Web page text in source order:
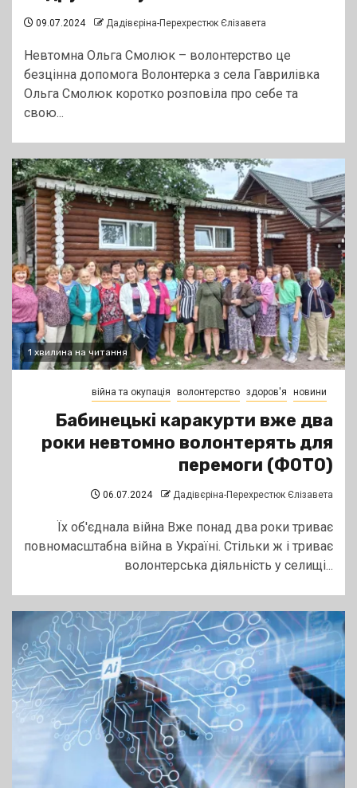
09.07.2024 Дадівєріна-Перехрестюк Єлізавета
Невтомна Ольга Смолюк – волонтерство це
безцінна допомога Волонтерка з села Гаврилівка
Ольга Смолюк коротко розповіла про себе та
свою...
1 хвилина на читання
війна та окупація волонтерство здоров'я новини
Бабинецькі каракурти вже два
роки невтомно волонтерять для
перемоги (ФОТО)
06.07.2024 Дадівєріна-Перехрестюк Єлізавета
Їх об'єднала війна Вже понад два роки триває
повномасштабна війна в Україні. Стільки ж і триває
волонтерська діяльність у селищі...